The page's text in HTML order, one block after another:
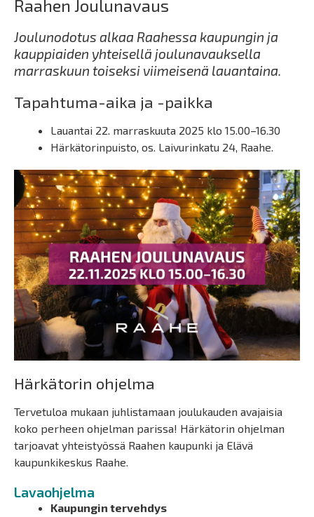
Raahen Joulunavaus
Joulunodotus alkaa Raahessa kaupungin ja
kauppiaiden yhteisellä joulunavauksella
marraskuun toiseksi viimeisenä lauantaina.
Tapahtuma-aika ja -paikka
Lauantai 22. marraskuuta 2025 klo 15.00–16.30
Härkätorinpuisto, os. Laivurinkatu 24, Raahe.
Härkätorin ohjelma
Tervetuloa mukaan juhlistamaan joulukauden avajaisia
koko perheen ohjelman parissa! Härkätorin ohjelman
tarjoavat yhteistyössä Raahen kaupunki ja Elävä
kaupunkikeskus Raahe.
Lavaohjelma
Kaupungin tervehdys